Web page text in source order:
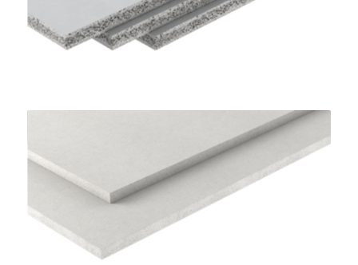
Lastre per Sottofondi a Secco
FERMACELL